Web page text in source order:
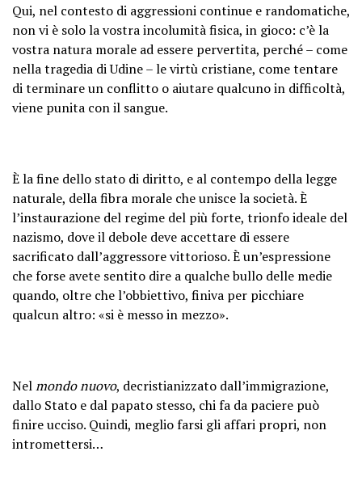
Qui, nel contesto di aggressioni continue e randomatiche,
non vi è solo la vostra incolumità fisica, in gioco: c’è la
vostra natura morale ad essere pervertita, perché – come
nella tragedia di Udine – le virtù cristiane, come tentare
di terminare un conflitto o aiutare qualcuno in difficoltà,
viene punita con il sangue.
È la fine dello stato di diritto, e al contempo della legge
naturale, della fibra morale che unisce la società. È
l’instaurazione del regime del più forte, trionfo ideale del
nazismo, dove il debole deve accettare di essere
sacrificato dall’aggressore vittorioso. È un’espressione
che forse avete sentito dire a qualche bullo delle medie
quando, oltre che l’obbiettivo, finiva per picchiare
qualcun altro: «si è messo in mezzo».
Nelmondo nuovo, decristianizzato dall’immigrazione,
dallo Stato e dal papato stesso, chi fa da paciere può
finire ucciso. Quindi, meglio farsi gli affari propri, non
intromettersi…